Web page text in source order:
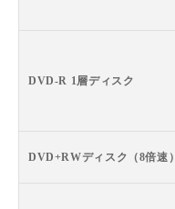
DVD-R 1層ディスク
DVD+RWディスク（8倍速）